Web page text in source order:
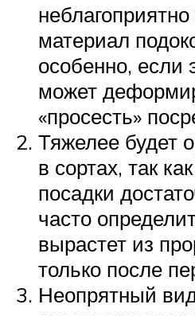
материал
особенно, если
может
«просесть»
Тяжелее будет
в сортах, так
посадки
часто
вырастет из
только после
Неопрятный